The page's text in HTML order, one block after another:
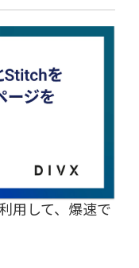
用して、爆速で